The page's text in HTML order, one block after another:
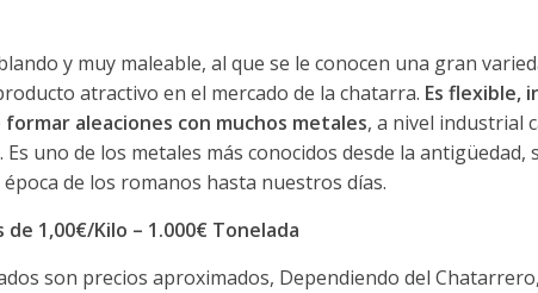
y muy maleable, al que se le conocen una gran
atractivo en el mercado de la chatarra. Es flexible,
aleaciones con muchos metales, a nivel industrial
uno de los metales más conocidos desde la antigüedad,
de los romanos hasta nuestros días.
de 1,00€/Kilo – 1.000€ Tonelada
son precios aproximados, Dependiendo del